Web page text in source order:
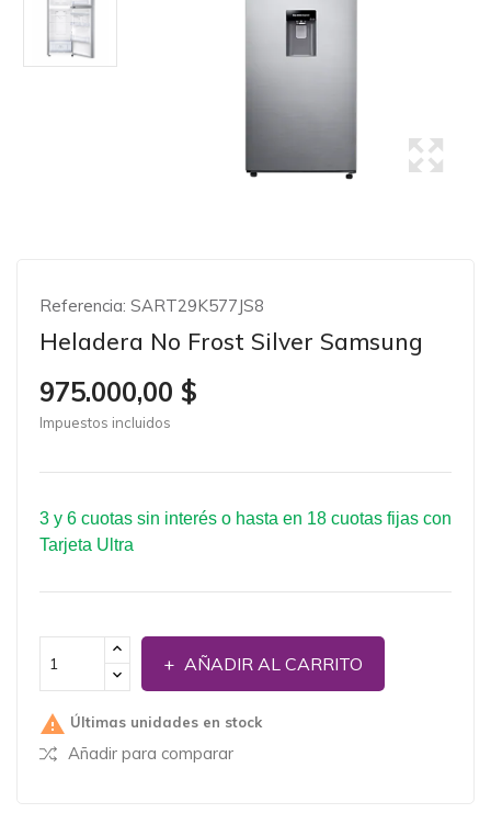
Referencia: SART29K577JS8
Heladera No Frost Silver Samsung
975.000,00 $
Impuestos incluidos
3 y 6 cuotas sin interés o hasta en 18 cuotas fijas con
Tarjeta Ultra
AÑADIR AL CARRITO
 Últimas unidades en stock
Añadir para comparar